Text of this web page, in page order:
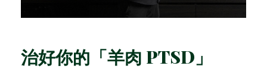
治好你的「羊肉 PTSD」